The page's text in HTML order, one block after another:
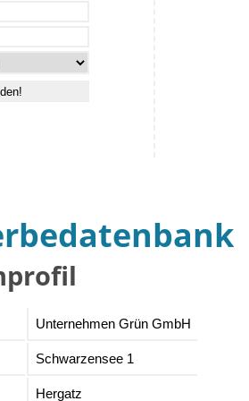
Unternehmen Grün GmbH
Schwarzensee 1
Hergatz